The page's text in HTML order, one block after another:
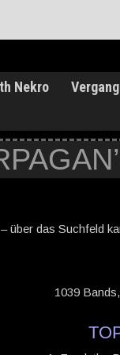
Nekro
über das Suchfeld
1039